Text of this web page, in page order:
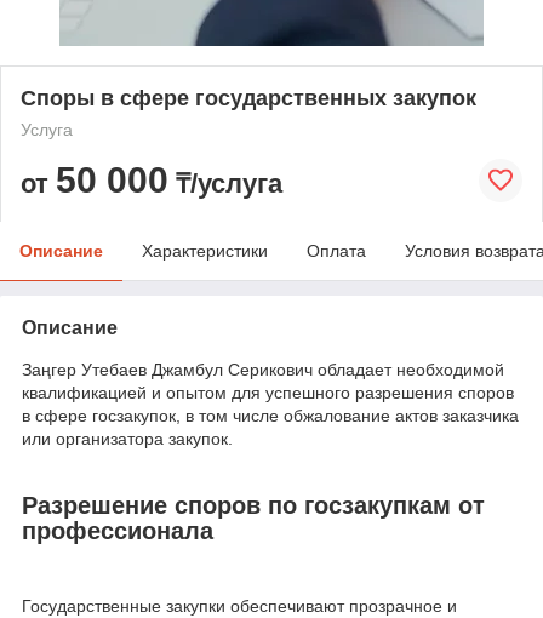
Споры в сфере государственных закупок
Услуга
от 50 000 ₸/услуга
Описание Характеристики Оплата Условия
Описание
Заңгер Утебаев Джамбул Серикович обладает необходимой
квалификацией и опытом для успешного разрешения споров
в сфере госзакупок, в том числе обжалование актов заказчика
или организатора закупок.
Разрешение споров по госзакупкам от
профессионала
Государственные закупки обеспечивают прозрачное и